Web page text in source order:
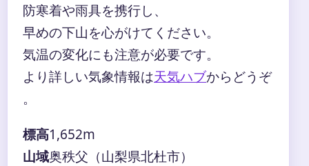
防寒着や雨具を携行し、
早めの下山を心がけてください。
気温の変化にも注意が必要です。
より詳しい気象情報は天気ハブからどうぞ
。
標高1,652m
山域奥秩父（山梨県北杜市）